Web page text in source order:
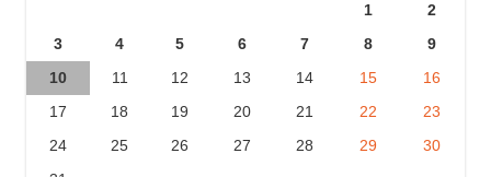
1
2
3
4 5 6 7 8
9
10
11 12 13 14 15
16
17
18 19 20 21 22
23
24
25 26 27 28 29
30